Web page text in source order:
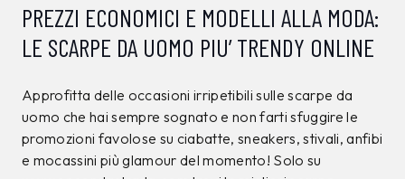
PREZZI ECONOMICI E MODELLI ALLA MODA:
LE SCARPE DA UOMO PIU’ TRENDY ONLINE
Approfitta delle occasioni irripetibili sulle scarpe da
uomo che hai sempre sognato e non farti sfuggire le
promozioni favolose su ciabatte, sneakers, stivali, anfibi
e mocassini più glamour del momento! Solo su